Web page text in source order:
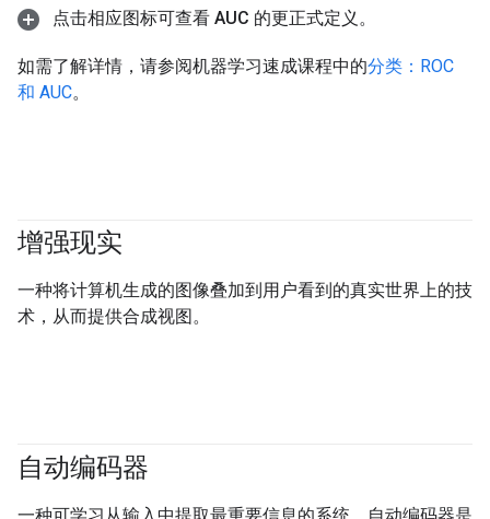
点击相应图标可查看 AUC 的更正式定义。
如需了解详情，请参阅机器学习速成课程中的分类：ROC
和 AUC。
增强现实
一种将计算机生成的图像叠加到用户看到的真实世界上的技
术，从而提供合成视图。
自动编码器
一种可学习从输入中提取最重要信息的系统。自动编码器是